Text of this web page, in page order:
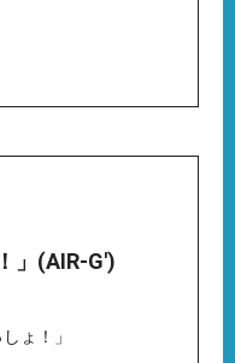
」(AIR-G')
ょ！」